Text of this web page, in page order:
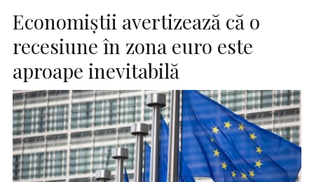
Economiştii avertizează că o
recesiune în zona euro este
aproape inevitabilă